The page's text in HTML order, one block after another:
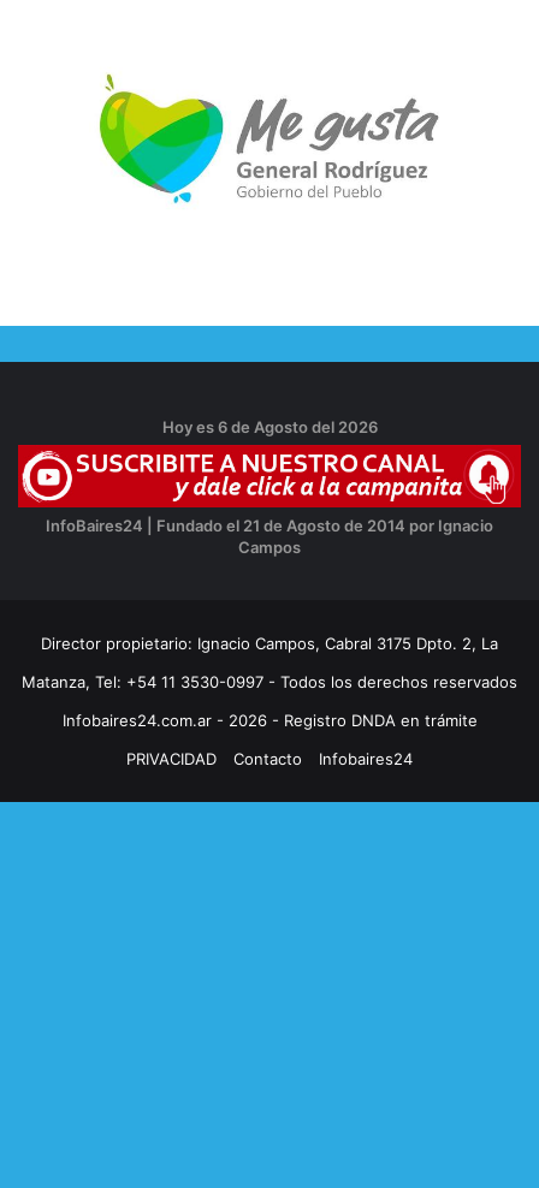
Hoy es 6 de Agosto del 2026
InfoBaires24 | Fundado el 21 de Agosto de 2014 por Ignacio
Campos
Director propietario: Ignacio Campos, Cabral 3175 Dpto. 2, La
Matanza, Tel: +54 11 3530-0997 - Todos los derechos reservados
Infobaires24.com.ar - 2026 - Registro DNDA en trámite
PRIVACIDAD
Contacto Infobaires24